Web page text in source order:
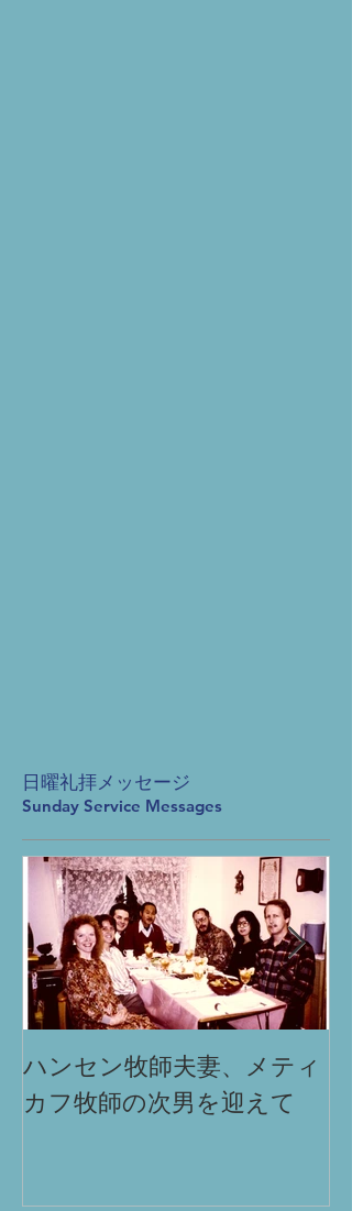
日曜礼拝メッセージ
Sunday Service Messages
ハンセン牧師夫妻、メティ
カフ牧師の次男を迎えて